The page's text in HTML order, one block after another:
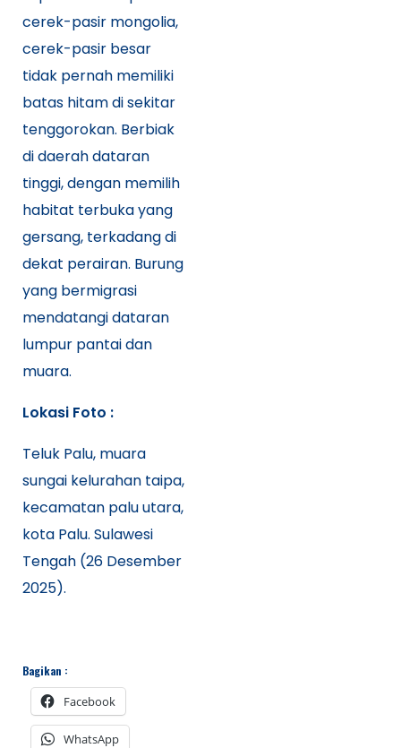
cerek-pasir mongolia,
cerek-pasir besar
tidak pernah memiliki
batas hitam di sekitar
tenggorokan. Berbiak
di daerah dataran
tinggi, dengan memilih
habitat terbuka yang
gersang, terkadang di
dekat perairan. Burung
yang bermigrasi
mendatangi dataran
lumpur pantai dan
muara.
Lokasi Foto :
Teluk Palu, muara
sungai kelurahan taipa,
kecamatan palu utara,
kota Palu. Sulawesi
Tengah (26 Desember
2025).
Bagikan :
Facebook
WhatsApp